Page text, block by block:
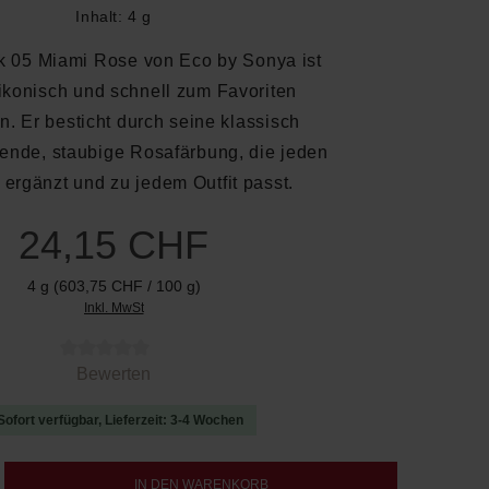
Inhalt: 4 g
05 Miami Rose von Eco by Sonya ist
und schnell zum Favoriten
Er besticht durch seine klassisch
staubige Rosafärbung, die jeden
ergänzt und zu jedem Outfit passt.
24,15 CHF
4 g (603,75 CHF / 100 g)
Inkl. MwSt
0 von 5 Sternen
Bewerten
verfügbar, Lieferzeit: 3-4 Wochen
den gewünschten Wert ein oder
IN DEN WARENKORB